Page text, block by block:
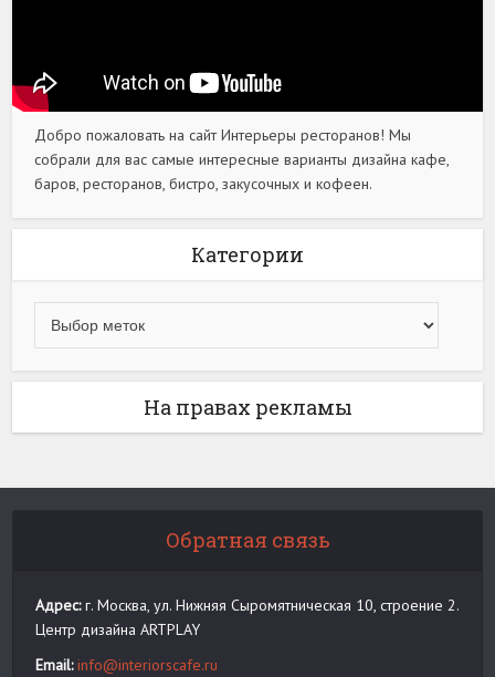
Добро пожаловать на сайт Интерьеры ресторанов! Мы
собрали для вас самые интересные варианты дизайна кафе,
баров, ресторанов, бистро, закусочных и кофеен.
Категории
На правах рекламы
Обратная связь
Адрес:г. Москва, ул. Нижняя Сыромятническая 10, строение 2.
Центр дизайна ARTPLAY
Email: info@interiorscafe.ru